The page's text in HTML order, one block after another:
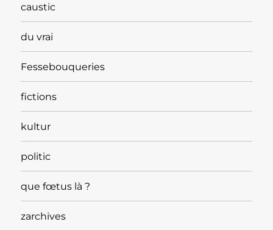
caustic
du vrai
Fessebouqueries
fictions
kultur
politic
que fœtus là ?
zarchives